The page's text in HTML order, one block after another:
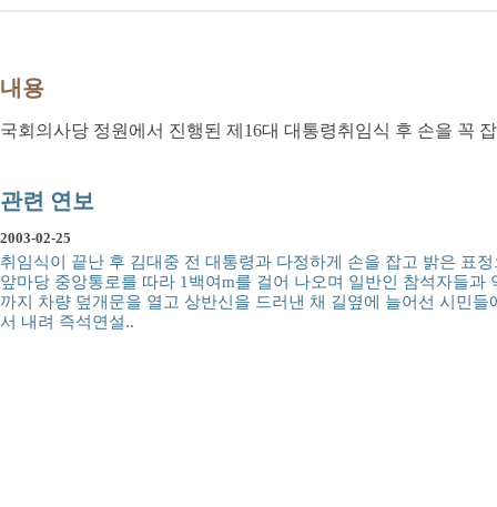
내용
국회의사당 정원에서 진행된 제16대 대통령취임식 후 손을 꼭
관련 연보
2003-02-25
취임식이 끝난 후 김대중 전 대통령과 다정하게 손을 잡고 밝은 표
앞마당 중앙통로를 따라 1백여m를 걸어 나오며 일반인 참석자들
까지 차량 덮개문을 열고 상반신을 드러낸 채 길옆에 늘어선 시민
서 내려 즉석연설..